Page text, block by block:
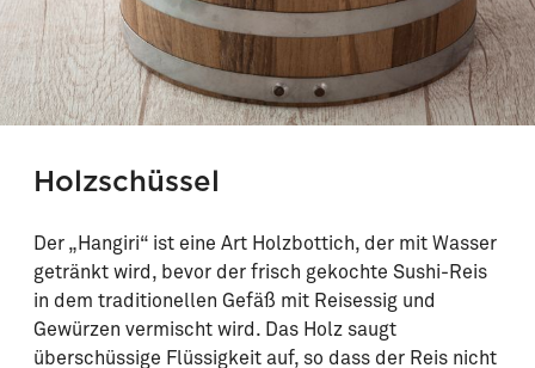
Holzschüssel
Der „Hangiri“ ist eine Art Holzbottich, der mit Wasser
getränkt wird, bevor der frisch gekochte Sushi-Reis
in dem traditionellen Gefäß mit Reisessig und
Gewürzen vermischt wird. Das Holz saugt
überschüssige Flüssigkeit auf, so dass der Reis nicht